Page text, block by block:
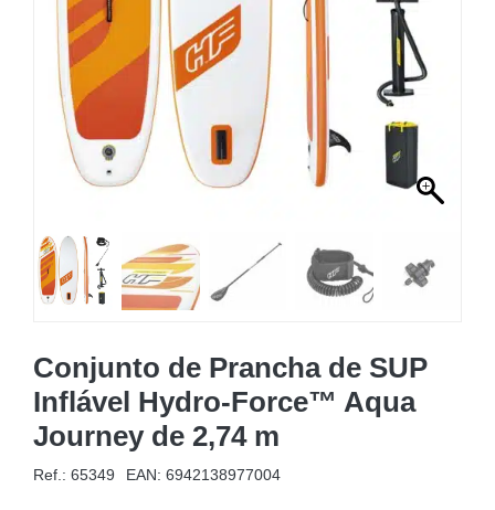
MOBILIÁRIO INSUFLÁVEL
CAMPISMO
ACESSÓRIOS PARA PISCINAS
PEÇAS DE SUBSTITUIÇÃO PARA PISCINAS
Conjunto de Prancha de SUP
Inflável Hydro-Force™ Aqua
Journey de 2,74 m
Ref.: 65349 EAN: 6942138977004